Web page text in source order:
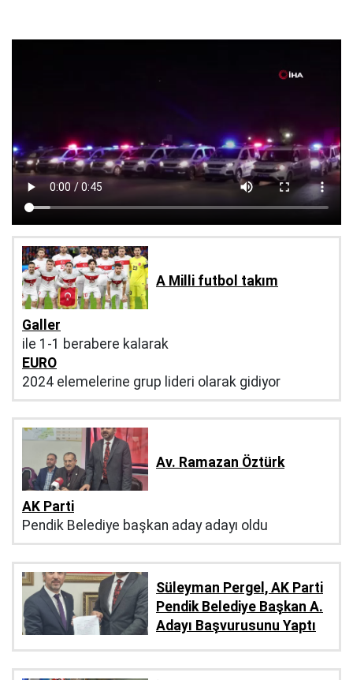
A Milli futbol takım
Galler
ile 1-1 berabere kalarak
EURO
2024 elemelerine grup lideri olarak gidiyor
Av. Ramazan Öztürk
AK Parti
Pendik Belediye başkan aday adayı oldu
Süleyman Pergel, AK Parti
Pendik Belediye Başkan A.
Adayı Başvurusunu Yaptı